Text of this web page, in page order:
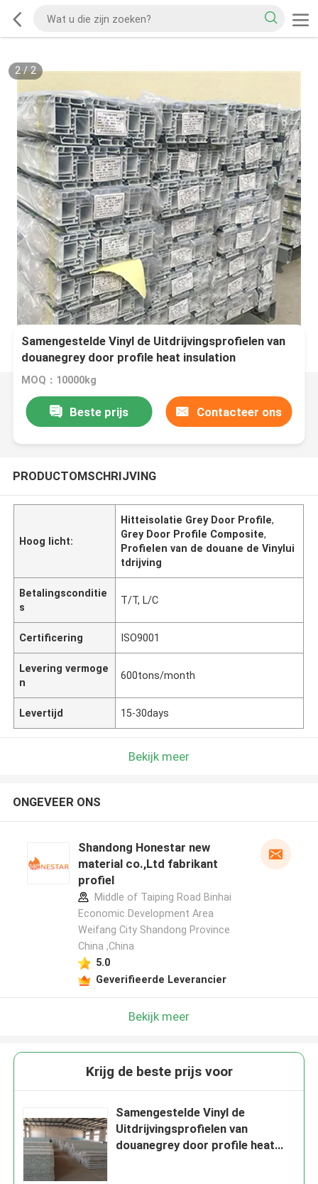
2/2
Samengestelde Vinyl de Uitdrijvingsprofielen van
douanegrey door profile heat insulation
MOQ：10000kg
Beste prijs Contacteer ons
PRODUCTOMSCHRIJVING
Hoog licht:
Hitteisolatie Grey Door Profile,
Grey Door Profile Composite,
Profielen van de douane de Vinylui
tdrijving
Betalingsconditie
s
T/T, L/C
Certificering ISO9001
Levering vermoge
n
600tons/month
Levertijd 15-30days
Bekijk meer
ONGEVEER ONS
Shandong Honestar new
material co.,Ltd fabrikant
profiel
Middle of Taiping Road Binhai
Economic Development Area
Weifang City Shandong Province
China ,China
5.0
Geverifieerde Leverancier
Bekijk meer
Krijg de beste prijs voor
Samengestelde Vinyl de
Uitdrijvingsprofielen van
douanegrey door profile heat